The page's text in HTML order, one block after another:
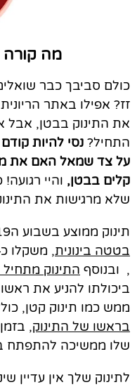
מה קורה
כולם סביבך כבר
זז? אפילו באתר
את התינוק בבטן, אבל
התחיל? נסי להיות
על צד שמאל האם את
קלים בבטן, והיי
שלא מרגישות את
תינוק ממוצע בשבוע ה19 להיריון כבר מגיע לגודל של
בטטה בינונית
, ובנוסף התינוק
ביכולתו להניע את ראשו
ממש כמו תינוק קטן,
בראשו של התינוק,
שלו ממשיכה להתפתח
לתינוק שלך אין עדיין